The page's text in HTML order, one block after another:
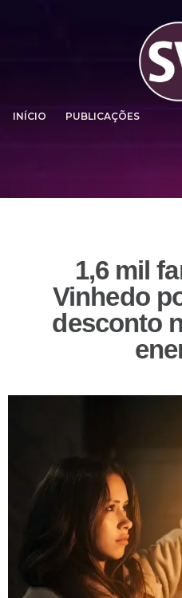
INÍCIO PUBLICAÇÕES
1,6 mil
Vinhedo
desconto